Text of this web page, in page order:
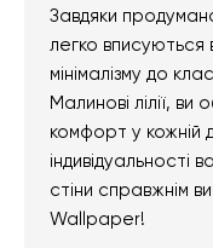
Завдяки
легко вписуються
мінімалізму до
Малинові лілії,
комфорт у кожній
стіни справжнім
Wallpaper!